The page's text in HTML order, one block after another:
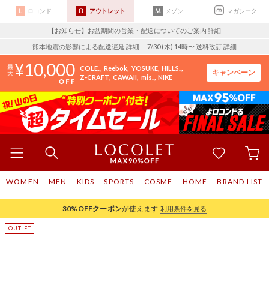
ロコンド アウトレット メゾン マガシーク
【お知らせ】お盆期間の営業・配送についてのご案内 詳細
熊本地震の影響による配送遅延 詳細 ｜7/30 (木) 14時〜 送料改訂詳細
10,000 COLE.. Reebok YOSUKE HILLS..
Z-CRAFT CAWAII mis.. NIKE
キャンペーン
WOMEN MEN KIDS SPORTS COSME HOME BRAND LIST
30%OFFクーポンが使えます 利用条件を見る